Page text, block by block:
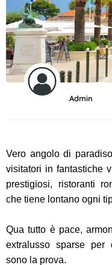
Admin
Vero angolo di
visitatori in fantastiche
prestigiosi, ristoranti
che tiene lontano ogni
Qua tutto è pace,
extralusso sparse per
sono la prova.